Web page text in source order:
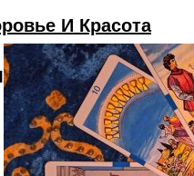
И Красота
Минуту